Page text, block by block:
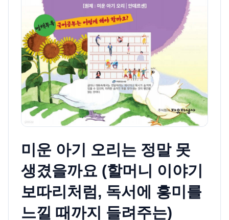
미운 아기 오리는 정말 못
생겼을까요 (할머니 이야기
보따리처럼, 독서에 흥미를
느낄 때까지 들려주는)